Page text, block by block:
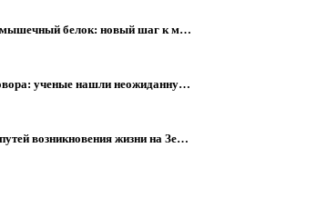
мышечный белок: новый шаг к м…
ученые нашли неожиданну…
возникновения жизни на Зе…